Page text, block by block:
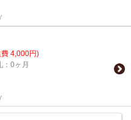
4,000円)
：0ヶ月